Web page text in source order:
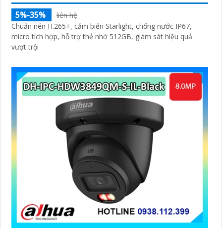
5%-35%
liên hệ
Chuẩn nén H.265+, cảm biến Starlight, chống nước IP67,
micro tích hợp, hỗ trợ thẻ nhớ 512GB, giám sát hiệu quả
vượt trội